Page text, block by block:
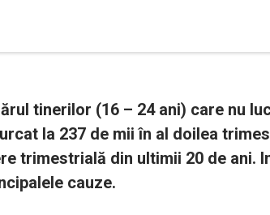
tinerilor (16 – 24 ani) care nu
la 237 de mii în al doilea
trimestrială din ultimii 20 de ani.
cauze.